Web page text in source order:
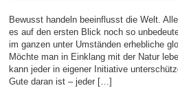
Bewusst handeln beeinflusst die Welt.
es auf den ersten Blick noch so
im ganzen unter Umständen erhebliche
Möchte man in Einklang mit der Natur
kann jeder in eigener Initiative
Gute daran ist – jeder […]